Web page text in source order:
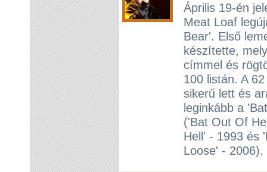
Április 19-én
Meat Loaf
Bear'. Első
készítette,
címmel és
100 listán. A
sikerű lett és
leginkább a
('Bat Out Of
Hell' - 1993 és
Loose' - 2006).